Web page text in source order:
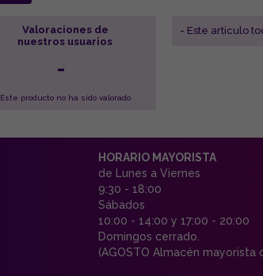
Valoraciones de
nuestros usuarios
-
Este producto no ha sido valorado
- Este articulo
HORARIO MAYORISTA
de Lunes a Viernes
9:30 - 18:00
Sábados
10:00 - 14:00 y 17:00 - 20:00
Domingos cerrado.
(AGOSTO Almacén mayorista